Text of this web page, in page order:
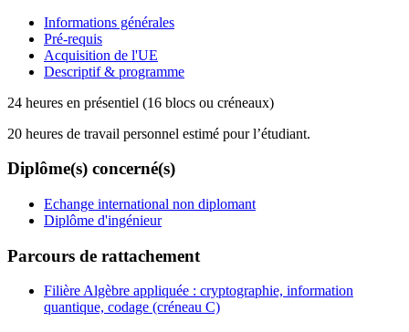
Informations générales
Pré-requis
Acquisition de l'UE
Descriptif & programme
24 heures en présentiel (16 blocs ou créneaux)
20 heures de travail personnel estimé pour l’étudiant.
Diplôme(s) concerné(s)
Echange international non diplomant
Diplôme d'ingénieur
Parcours de rattachement
Filière Algèbre appliquée : cryptographie, information
quantique, codage (créneau C)